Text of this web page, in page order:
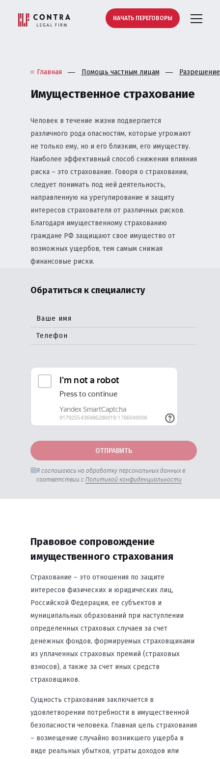
НАЧАТЬ ПЕРЕГОВОРЫ
Главная Помощь частным лицам
Имущественное страхование
Человек в течение жизни подвергается
различного рода опасностям, которые угрожают
не только ему, но и его близким, его имуществу.
Наиболее эффективный способ снижения влияния
риска – это страхование. Говоря о страховании,
следует понимать под ней деятельность,
направленную на урегулирование и защиту
интересов страхователя от различных рисков.
Благодаря имущественному страхованию
граждане РФ защищают свое имущество от
возможных ущербов, тем самым снижая
финансовые риски.
Обратиться к специалисту
Ваше имя
Телефон
ОТПРАВИТЬ
Я соглашаюсь на обработку персональных данных в
соответствии с Политикой конфиденциальности
Правовое сопровождение
имущественного страхования
Страхование – это отношения по защите
интересов физических и юридических лиц,
Российской Федерации, ее субъектов и
муниципальных образований при наступлении
определенных страховых случаев за счет
денежных фондов, формируемых страховщиками
из уплаченных страховых премий (страховых
взносов), а также за счет иных средств
страховщиков.
Сущность страхования заключается в
удовлетворении потребности в имущественной
безопасности человека. Главная цель страхования
– возмещение случайно возникшего ущерба в
виде реальных убытков, утраты доходов или